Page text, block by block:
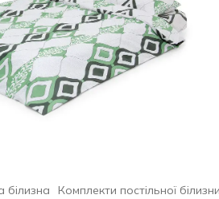
білизна Комплекти постільної